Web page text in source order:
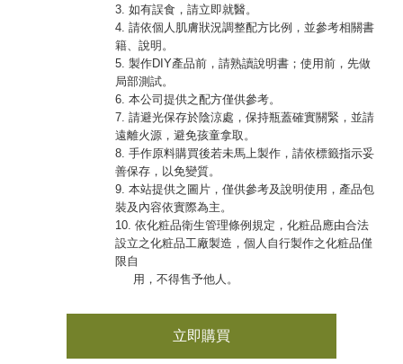
3. 如有誤食，請立即就醫。
4. 請依個人肌膚狀況調整配方比例，並參考相關書
籍、說明。
5. 製作DIY產品前，請熟讀說明書；使用前，先做
局部測試。
6. 本公司提供之配方僅供參考。
7. 請避光保存於陰涼處，保持瓶蓋確實關緊，並請
遠離火源，避免孩童拿取。
8. 手作原料購買後若未馬上製作，請依標籤指示妥
善保存，以免變質。
9. 本站提供之圖片，僅供參考及說明使用，產品包
裝及內容依實際為主。
10. 依化粧品衛生管理條例規定，化粧品應由合法
設立之化粧品工廠製造，個人自行製作之化粧品僅
限自
用，不得售予他人。
立即購買